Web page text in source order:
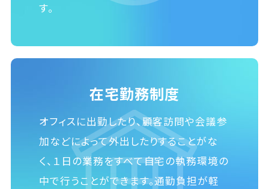
す。
在宅勤務制度
オフィスに出勤したり、顧客訪問や会議参
加などによって外出したりすることがな
く、１日の業務をすべて自宅の執務環境の
中で行うことができます。通勤負担が軽